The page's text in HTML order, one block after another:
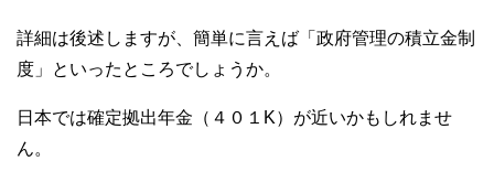
詳細は後述しますが、簡単に言えば「政府管理の積立金制
度」といったところでしょうか。
日本では確定拠出年金（４０１K）が近いかもしれませ
ん。